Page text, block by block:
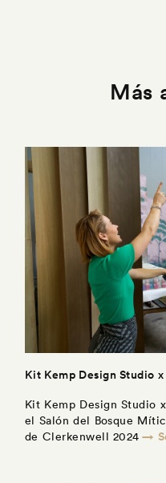
Más
Kit Kemp Design Studio
Kit Kemp Design Studio
el Salón del Bosque
de Clerkenwell 2024 →